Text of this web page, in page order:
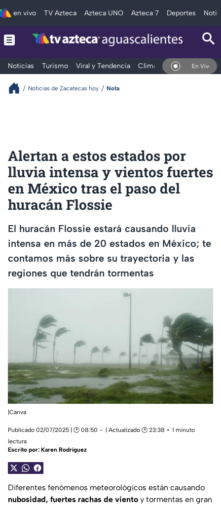
en vivo TV Azteca Azteca UNO Azteca 7 Deportes
Noticias Turismo Viral y Tendencia Clima DeportesEn Vivo
Noticias de Zacatecas hoy Nota
Alertan a estos estados por
lluvia intensa y vientos fuertes
en México tras el paso del
huracán Flossie
El huracán Flossie estará causando lluvia
intensa en más de 20 estados en México; te
contamos más sobre su trayectoria y las
regiones que tendrán tormentas
|Canva
Publicado 02/07/2025 | 🕑 08:50 | Actualizado 🕑 23:38
1 minuto
lectura
Escrito por: Karen Rodríguez
Diferentes fenómenos meteorológicos están causando
nubosidad, fuertes rachas de viento y tormentas en gran